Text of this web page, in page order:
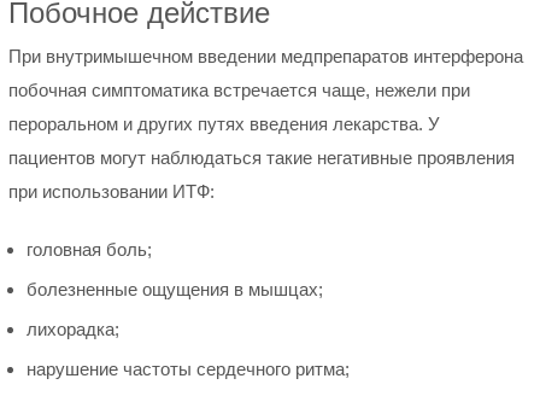
Побочное действие
При внутримышечном введении медпрепаратов интерферона
побочная симптоматика встречается чаще, нежели при
пероральном и других путях введения лекарства. У
пациентов могут наблюдаться такие негативные проявления
при использовании ИТФ:
головная боль;
болезненные ощущения в мышцах;
лихорадка;
нарушение частоты сердечного ритма;